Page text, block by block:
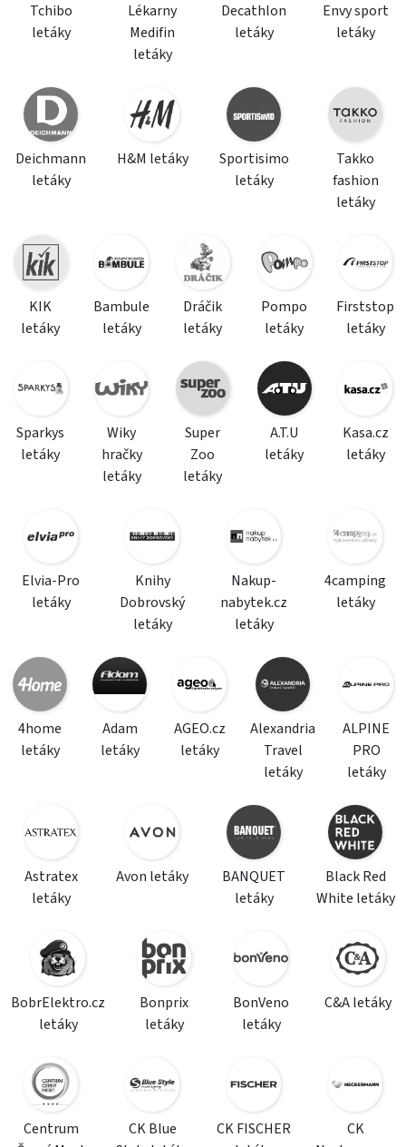
Tchibo
letáky
Lékarny
Medifin
letáky
Decathlon
letáky
Envy sport
letáky
Deichmann
letáky
H&M letáky
Sportisimo
letáky
Takko
fashion
letáky
KIK
letáky
Bambule
letáky
Dráčik
letáky
Pompo
letáky
Firststop
letáky
Sparkys
letáky
Wiky
hračky
letáky
Super
Zoo
letáky
A.T.U
letáky
Kasa.cz
letáky
Elvia-Pro
letáky
Knihy
Dobrovský
letáky
Nakup-
nabytek.cz
letáky
4camping
letáky
4home
letáky
Adam
letáky
AGEO.cz
letáky
Alexandria
Travel
letáky
ALPINE
PRO
letáky
Astratex
letáky
Avon letáky
BANQUET
letáky
Black Red
White letáky
BobrElektro.cz
letáky
Bonprix
letáky
BonVeno
letáky
C&A letáky
Centrum
CK Blue
CK FISCHER
CK